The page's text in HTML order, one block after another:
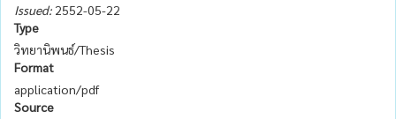
Issued: 2552-05-22
Type
วิทยานิพนธ์/Thesis
Format
application/pdf
Source